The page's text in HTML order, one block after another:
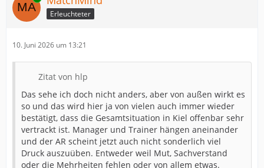
Erleuchteter
10. Juni 2026 um 13:21
Zitat von hlp
Das sehe ich doch nicht anders, aber von außen wirkt es
so und das wird hier ja von vielen auch immer wieder
bestätigt, dass die Gesamtsituation in Kiel offenbar sehr
vertrackt ist. Manager und Trainer hängen aneinander
und der AR scheint jetzt auch nicht sonderlich viel
Druck auszuüben. Entweder weil Mut, Sachverstand
oder die Mehrheiten fehlen oder von allem etwas.